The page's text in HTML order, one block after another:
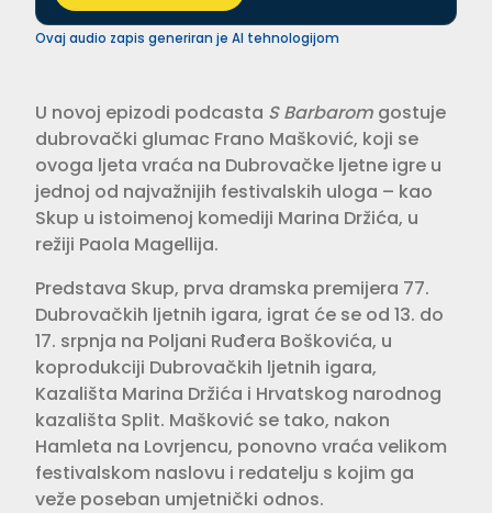
Ovaj audio zapis generiran je AI tehnologijom
U novoj epizodi podcasta S Barbarom gostuje
dubrovački glumac Frano Mašković, koji se
ovoga ljeta vraća na Dubrovačke ljetne igre u
jednoj od najvažnijih festivalskih uloga – kao
Skup u istoimenoj komediji Marina Držića, u
režiji Paola Magellija.
Predstava Skup, prva dramska premijera 77.
Dubrovačkih ljetnih igara, igrat će se od 13. do
17. srpnja na Poljani Ruđera Boškovića, u
koprodukciji Dubrovačkih ljetnih igara,
Kazališta Marina Držića i Hrvatskog narodnog
kazališta Split. Mašković se tako, nakon
Hamleta na Lovrjencu, ponovno vraća velikom
festivalskom naslovu i redatelju s kojim ga
veže poseban umjetnički odnos.